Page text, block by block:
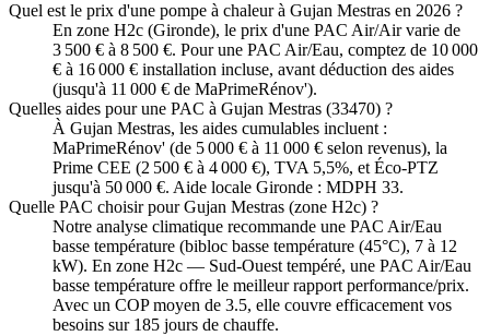
Quel est le prix d'une pompe à chaleur à Gujan Mestras en 2026 ?
En zone H2c (Gironde), le prix d'une PAC Air/Air varie de
3 500 € à 8 500 €. Pour une PAC Air/Eau, comptez de 10 000
€ à 16 000 € installation incluse, avant déduction des aides
(jusqu'à 11 000 € de MaPrimeRénov').
Quelles aides pour une PAC à Gujan Mestras (33470) ?
À Gujan Mestras, les aides cumulables incluent :
MaPrimeRénov' (de 5 000 € à 11 000 € selon revenus), la
Prime CEE (2 500 € à 4 000 €), TVA 5,5%, et Éco-PTZ
jusqu'à 50 000 €. Aide locale Gironde : MDPH 33.
Quelle PAC choisir pour Gujan Mestras (zone H2c) ?
Notre analyse climatique recommande une PAC Air/Eau
basse température (bibloc basse température (45°C), 7 à 12
kW). En zone H2c — Sud-Ouest tempéré, une PAC Air/Eau
basse température offre le meilleur rapport performance/prix.
Avec un COP moyen de 3.5, elle couvre efficacement vos
besoins sur 185 jours de chauffe.